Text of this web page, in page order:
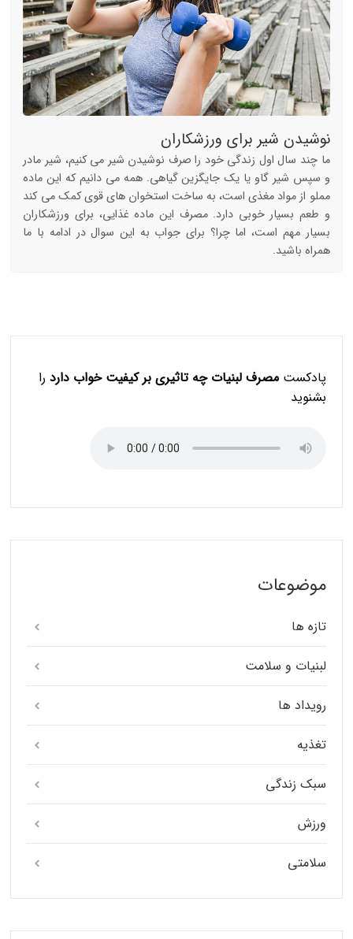
نوشیدن شیر برای ورزشکاران
ما چند سال اول زندگی خود را صرف نوشیدن شیر می کنیم، شیر مادر
و سپس شیر گاو یا یک جایگزین گیاهی. همه می دانیم که این ماده
مملو از مواد مغذی است، به ساخت استخوان های قوی کمک می کند
و طعم بسیار خوبی دارد. مصرف این ماده غذایی، برای ورزشکاران
بسیار مهم است، اما چرا؟ برای جواب به این سوال در ادامه با ما
همراه باشید.
پادکستمصرف لبنیات چه تاثیری بر کیفیت خواب دارد را
بشنوید
موضوعات
تازه ها
لبنیات و سلامت
رویداد ها
تغذیه
سبک زندگی
ورزش
سلامتی